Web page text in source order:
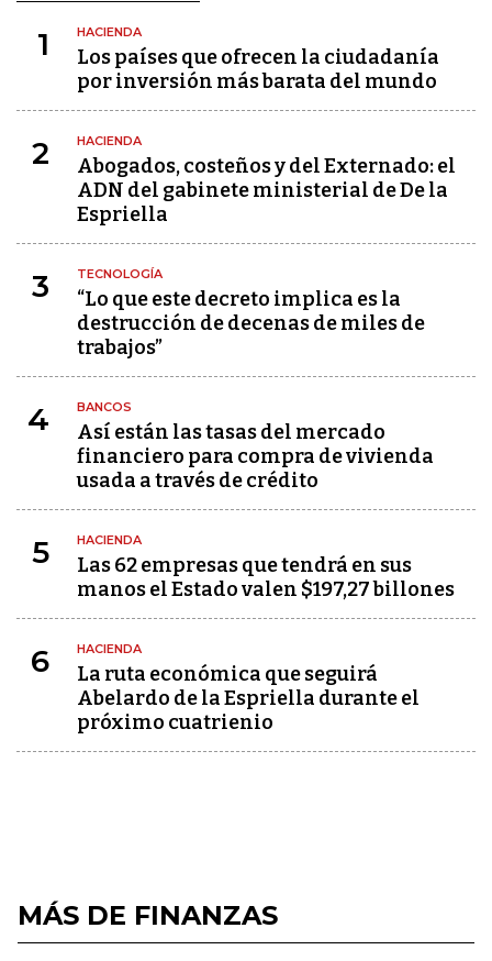
1 HACIENDA
Los países que ofrecen la ciudadanía
por inversión más barata del mundo
2 HACIENDA
Abogados, costeños y del Externado: el
ADN del gabinete ministerial de De la
Espriella
3 TECNOLOGÍA
“Lo que este decreto implica es la
destrucción de decenas de miles de
trabajos”
4 BANCOS
Así están las tasas del mercado
financiero para compra de vivienda
usada a través de crédito
5 HACIENDA
Las 62 empresas que tendrá en sus
manos el Estado valen $197,27 billones
6 HACIENDA
La ruta económica que seguirá
Abelardo de la Espriella durante el
próximo cuatrienio
MÁS DE FINANZAS